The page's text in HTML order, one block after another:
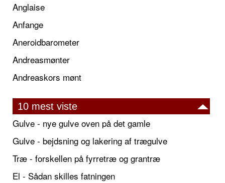
Anglaise
Anfange
Aneroidbarometer
Andreasmønter
Andreaskors mønt
10 mest viste
Gulve - nye gulve oven på det gamle
Gulve - bejdsning og lakering af trægulve
Træ - forskellen på fyrretræ og grantræ
El - Sådan skilles fatningen